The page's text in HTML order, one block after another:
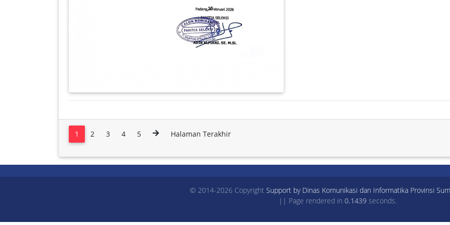
1 2 3 4 5 Halaman Terakhir
© 2014-2026 Copyright Support by Dinas Komunikasi dan Informatika Provinsi
|| Page rendered in 0.1439seconds.